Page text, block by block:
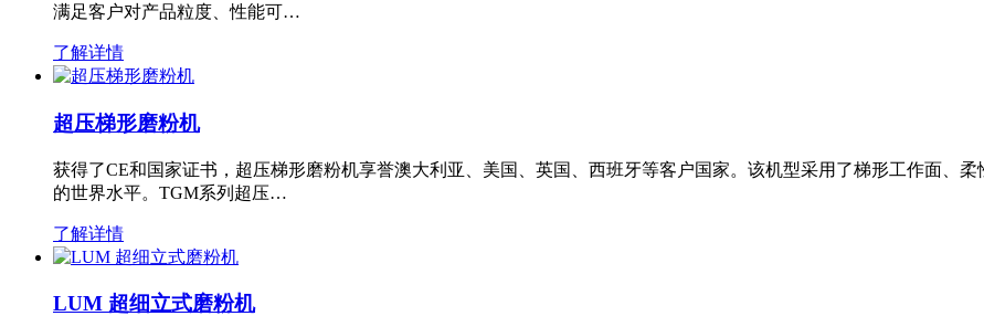
满足客户对产品粒度、性能可…
了解详情
超压梯形磨粉机
获得了CE和国家证书，超压梯形磨粉机享誉澳大利亚、美国、英国、西班牙等客户国家。该机型采用了梯形工作面、
的世界水平。TGM系列超压…
了解详情
LUM 超细立式磨粉机